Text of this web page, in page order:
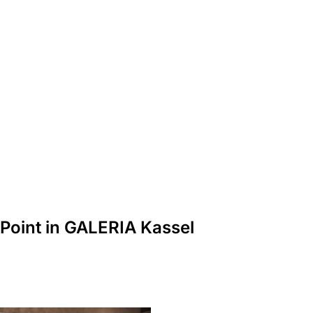
in GALERIA Kassel